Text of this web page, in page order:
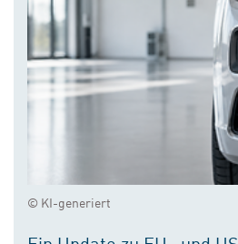
© KI-generiert